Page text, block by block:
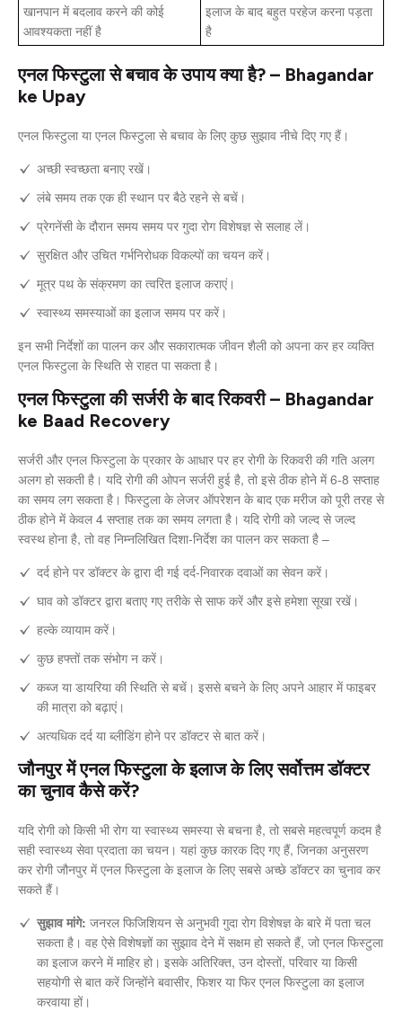
खानपान में बदलाव करने की कोई
आवश्यकता नहीं है
इलाज के बाद बहुत परहेज करना पड़ता
है
एनल फिस्टुला से बचाव के उपाय क्या है? – Bhagandar
ke Upay
एनल फिस्टुला या एनल फिस्टुला से बचाव के लिए कुछ सुझाव नीचे दिए गए हैं।
अच्छी स्वच्छता बनाए रखें।
लंबे समय तक एक ही स्थान पर बैठे रहने से बचें।
प्रेगनेंसी के दौरान समय समय पर गुदा रोग विशेषज्ञ से सलाह लें।
सुरक्षित और उचित गर्भनिरोधक विकल्पों का चयन करें।
मूत्र पथ के संक्रमण का त्वरित इलाज कराएं।
स्वास्थ्य समस्याओं का इलाज समय पर करें।
इन सभी निर्देशों का पालन कर और सकारात्मक जीवन शैली को अपना कर हर व्यक्ति
एनल फिस्टुला के स्थिति से राहत पा सकता है।
एनल फिस्टुला की सर्जरी के बाद रिकवरी – Bhagandar
ke Baad Recovery
सर्जरी और एनल फिस्टुला के प्रकार के आधार पर हर रोगी के रिकवरी की गति अलग
अलग हो सकती है। यदि रोगी की ओपन सर्जरी हुई है, तो इसे ठीक होने में 6-8 सप्ताह
का समय लग सकता है। फिस्टुला के लेजर ऑपरेशन के बाद एक मरीज को पूरी तरह से
ठीक होने में केवल 4 सप्ताह तक का समय लगता है। यदि रोगी को जल्द से जल्द
स्वस्थ होना है, तो वह निम्नलिखित दिशा-निर्देश का पालन कर सकता है –
दर्द होने पर डॉक्टर के द्वारा दी गई दर्द-निवारक दवाओं का सेवन करें।
घाव को डॉक्टर द्वारा बताए गए तरीके से साफ करें और इसे हमेशा सूखा रखें।
हल्के व्यायाम करें।
कुछ हफ्तों तक संभोग न करें।
कब्ज या डायरिया की स्थिति से बचें। इससे बचने के लिए अपने आहार में फाइबर
की मात्रा को बढ़ाएं।
अत्यधिक दर्द या ब्लीडिंग होने पर डॉक्टर से बात करें।
जौनपुर में एनल फिस्टुला के इलाज के लिए सर्वोत्तम डॉक्टर
का चुनाव कैसे करें?
यदि रोगी को किसी भी रोग या स्वास्थ्य समस्या से बचना है, तो सबसे महत्वपूर्ण कदम है
सही स्वास्थ्य सेवा प्रदाता का चयन। यहां कुछ कारक दिए गए हैं, जिनका अनुसरण
कर रोगी जौनपुर में एनल फिस्टुला के इलाज के लिए सबसे अच्छे डॉक्टर का चुनाव कर
सकते हैं।
सुझाव मांगे: जनरल फिजिशियन से अनुभवी गुदा रोग विशेषज्ञ के बारे में पता चल
सकता है। वह ऐसे विशेषज्ञों का सुझाव देने में सक्षम हो सकते हैं, जो एनल फिस्टुला
का इलाज करने में माहिर हो। इसके अतिरिक्त, उन दोस्तों, परिवार या किसी
सहयोगी से बात करें जिन्होंने बवासीर, फिशर या फिर एनल फिस्टुला का इलाज
करवाया हों।